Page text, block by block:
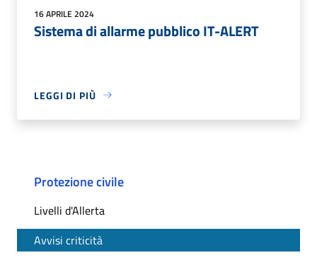
16 APRILE 2024
Sistema di allarme pubblico IT-ALERT
LEGGI DI PIÙ
Protezione civile
Livelli d'Allerta
Avvisi criticità